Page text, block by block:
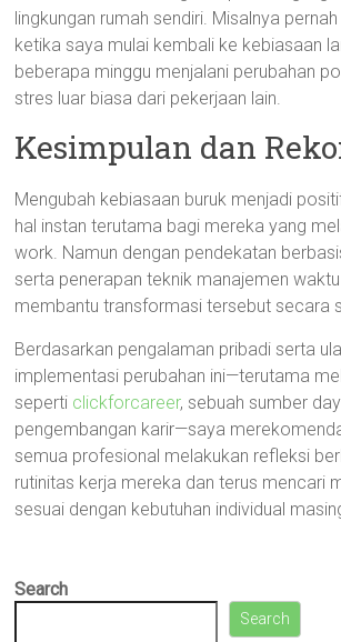
lingkungan rumah sendiri. Misalnya
ketika saya mulai kembali ke kebiasaan
beberapa minggu menjalani perubahan
stres luar biasa dari pekerjaan lain.
Kesimpulan dan
Mengubah kebiasaan buruk menjadi
hal instan terutama bagi mereka yang
work. Namun dengan pendekatan
serta penerapan teknik manajemen
membantu transformasi tersebut secara
Berdasarkan pengalaman pribadi serta
implementasi perubahan ini—terutama
seperti clickforcareer, sebuah sumber
pengembangan karir—saya
semua profesional melakukan refleksi
rutinitas kerja mereka dan terus mencari
sesuai dengan kebutuhan individual
Search
Search